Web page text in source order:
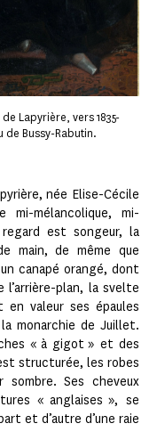
Lapyrière, vers 1835-
de Bussy-Rabutin.
née Elise-Cécile
mi-mélancolique, mi-
est songeur, la
main, de même que
canapé orangé, dont
l’arrière-plan, la svelte
valeur ses épaules
monarchie de Juillet.
« à gigot » et des
structurée, les robes
Ses cheveux
« anglaises », se
et d’autre d’une raie